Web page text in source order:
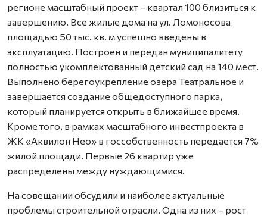
регионе масштабный проект – квартал 100 близиться к
завершению. Все жилые дома на ул. Ломоносова
площадью 50 тыс. кв. м успешно введены в
эксплуатацию. Построен и передан муниципалитету
полностью укомплектованный детский сад на 140 мест.
Выполнено берегоукрепление озера Театральное и
завершается создание общедоступного парка,
который планируется открыть в ближайшее время.
Кроме того, в рамках масштабного инвестпроекта в
ЖК «Аквилон Нео» в госсобственность передается 7%
жилой площади. Первые 26 квартир уже
распределены между нуждающимися.
На совещании обсудили и наиболее актуальные
проблемы строительной отрасли. Одна из них – рост